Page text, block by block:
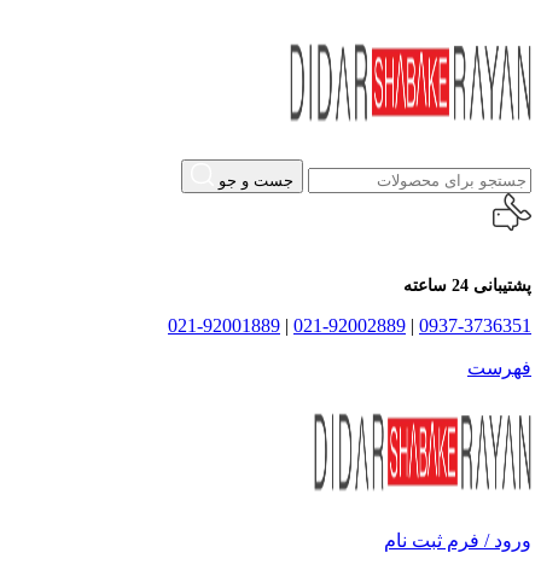
جست و جو
پشتیبانی 24 ساعته
0937-3736351
|
021-92002889
|
021-92001889
فهرست
ورود / فرم ثبت نام